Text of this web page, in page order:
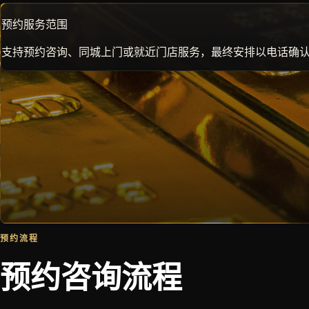
预约服务范围
支持预约咨询、同城上门或就近门店服务，最终安排以电话确
预约流程
预约咨询流程